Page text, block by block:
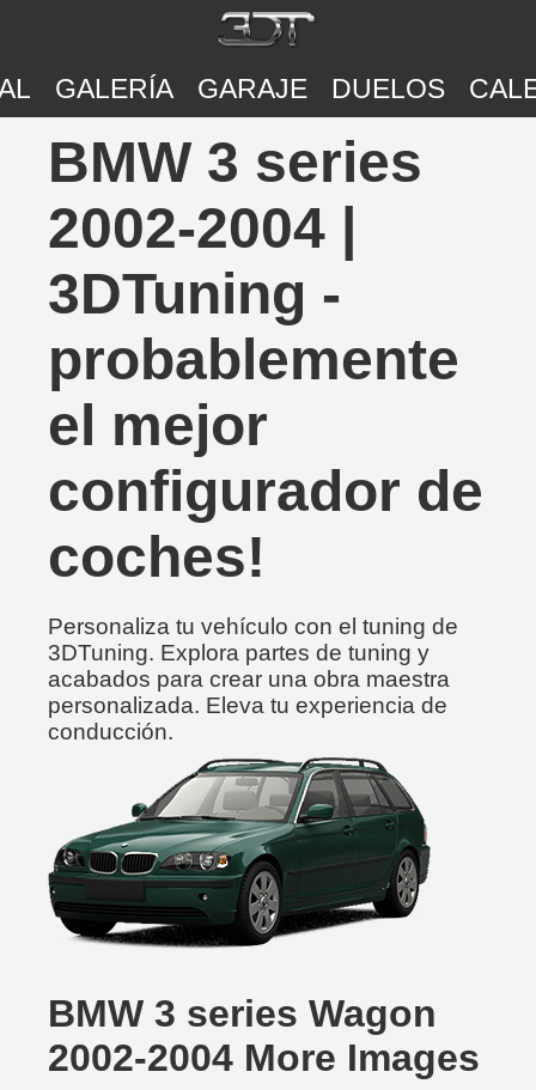
GALERÍA GARAJE DUELOS
BMW 3 series
2002-2004 |
3DTuning -
probablemente
el mejor
configurador de
coches!
Personaliza tu vehículo con el tuning de
3DTuning. Explora partes de tuning y
acabados para crear una obra maestra
personalizada. Eleva tu experiencia de
conducción.
BMW 3 series Wagon
2002-2004 More Images